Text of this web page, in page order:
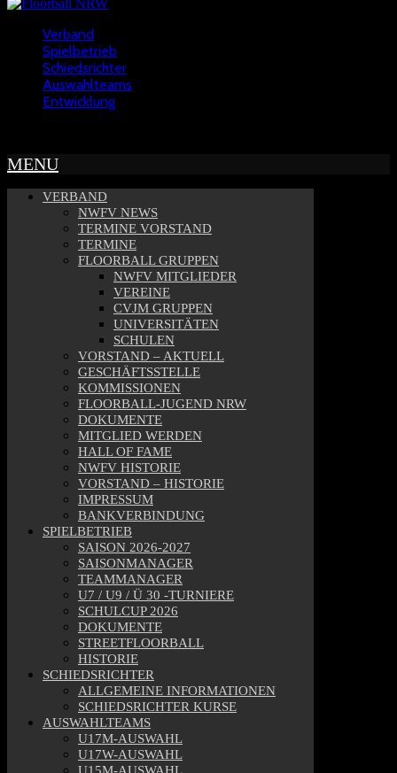
Verband
Spielbetrieb
Schiedsrichter
Auswahlteams
Entwicklung
MENU
VERBAND
NWFV NEWS
TERMINE VORSTAND
TERMINE
FLOORBALL GRUPPEN
NWFV MITGLIEDER
VEREINE
CVJM GRUPPEN
UNIVERSITÄTEN
SCHULEN
VORSTAND – AKTUELL
GESCHÄFTSSTELLE
KOMMISSIONEN
FLOORBALL-JUGEND NRW
DOKUMENTE
MITGLIED WERDEN
HALL OF FAME
NWFV HISTORIE
VORSTAND – HISTORIE
IMPRESSUM
BANKVERBINDUNG
SPIELBETRIEB
SAISON 2026-2027
SAISONMANAGER
TEAMMANAGER
U7 / U9 / Ü 30 -TURNIERE
SCHULCUP 2026
DOKUMENTE
STREETFLOORBALL
HISTORIE
SCHIEDSRICHTER
ALLGEMEINE INFORMATIONEN
SCHIEDSRICHTER KURSE
AUSWAHLTEAMS
U17M-AUSWAHL
U17W-AUSWAHL
U15M-AUSWAHL